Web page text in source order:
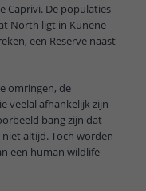
Caprivi. De populaties
North ligt in Kunene
een Reserve naast
omringen, de
veelal afhankelijk zijn
bang zijn dat
altijd. Toch worden
een human wildlife